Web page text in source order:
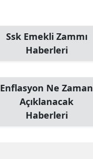
Ssk Emekli Zammı
Haberleri
Enflasyon Ne Zaman
Açıklanacak
Haberleri